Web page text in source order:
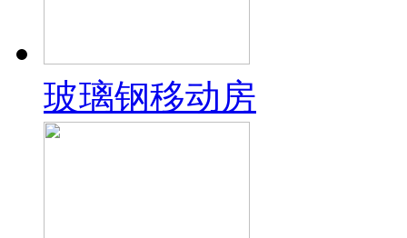
玻璃钢移动房